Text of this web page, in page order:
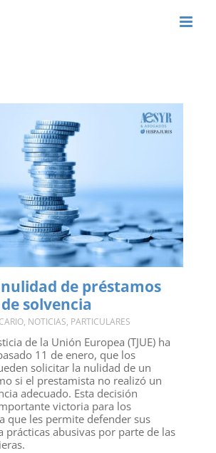
nulidad de préstamos
solvencia
, NOTICIAS, PARTICULARES
de la Unión Europea (TJUE) ha
11 de enero, que los
solicitar la nulidad de un
si el prestamista no realizó un
adecuado. Esta decisión
victoria para los
que les permite defender sus
prácticas abusivas por parte de las